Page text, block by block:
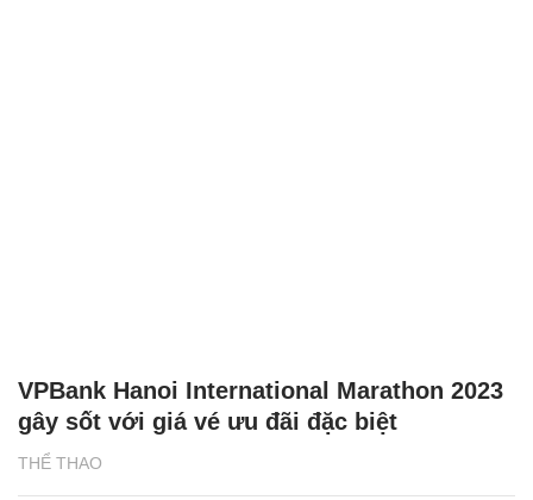
THỂ THAO
VPBank Hanoi International Marathon 2023
gây sốt với giá vé ưu đãi đặc biệt